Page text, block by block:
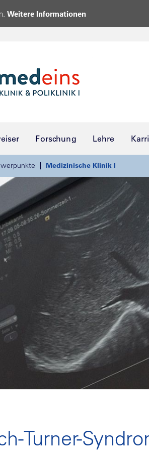
Weitere Informationen
Forschung Lehre
Medizinische Klinik I
Turner-